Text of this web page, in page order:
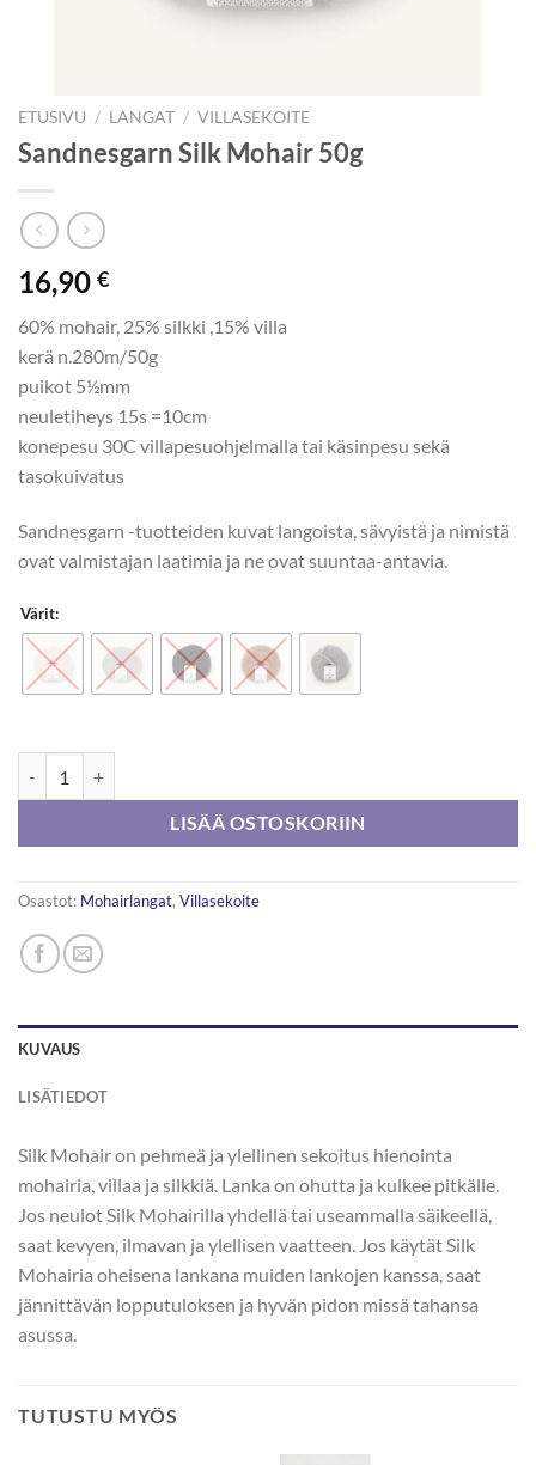
ETUSIVU / LANGAT / VILLASEKOITE
Sandnesgarn Silk Mohair 50g
16,90 €
60% mohair, 25% silkki ,15% villa
kerä n.280m/50g
puikot 5½mm
neuletiheys 15s =10cm
konepesu 30C villapesuohjelmalla tai käsinpesu sekä
tasokuivatus
Sandnesgarn -tuotteiden kuvat langoista, sävyistä ja nimistä
ovat valmistajan laatimia ja ne ovat suuntaa-antavia.
Värit:
LISÄÄ OSTOSKORIIN
Osastot: Mohairlangat, Villasekoite
KUVAUS
LISÄTIEDOT
Silk Mohair on pehmeä ja ylellinen sekoitus hienointa
mohairia, villaa ja silkkiä. Lanka on ohutta ja kulkee pitkälle.
Jos neulot Silk Mohairilla yhdellä tai useammalla säikeellä,
saat kevyen, ilmavan ja ylellisen vaatteen. Jos käytät Silk
Mohairia oheisena lankana muiden lankojen kanssa, saat
jännittävän lopputuloksen ja hyvän pidon missä tahansa
asussa.
TUTUSTU MYÖS